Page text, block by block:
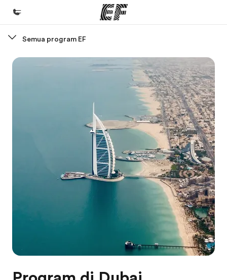
Selamat datang di EF
Kantor dan sekolah
Bergabung dengan tim kami
Semua program EF